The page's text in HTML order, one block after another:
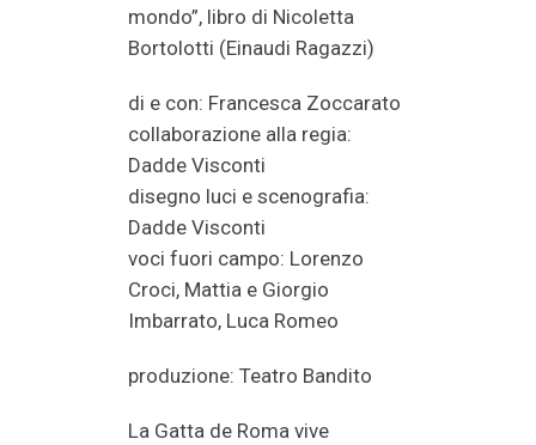
mondo”, libro di Nicoletta
Bortolotti (Einaudi Ragazzi)
di e con: Francesca Zoccarato
collaborazione alla regia:
Dadde Visconti
disegno luci e scenografia:
Dadde Visconti
voci fuori campo: Lorenzo
Croci, Mattia e Giorgio
Imbarrato, Luca Romeo
produzione: Teatro Bandito
La Gatta de Roma vive